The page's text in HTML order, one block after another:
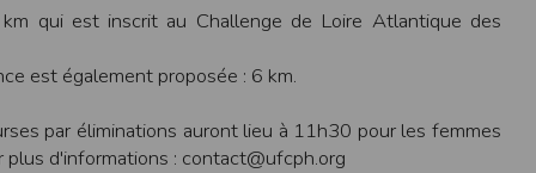
qui est inscrit au Challenge de Loire Atlantique des
est également proposée : 6 km.
par éliminations auront lieu à 11h30 pour les femmes
d'informations : contact@ufcph.org
hors du contrôle de l’EDITEUR, et
services.
et des performances en terme de temps
électronique ou téléphonique.